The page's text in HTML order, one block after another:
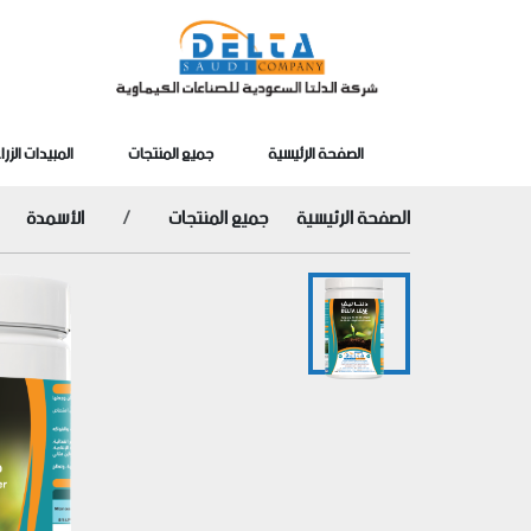
الصفحة الرئيسية جميع المنتجات المبيدات
الصفحة الرئيسية جميع المنتجات الأسمدة